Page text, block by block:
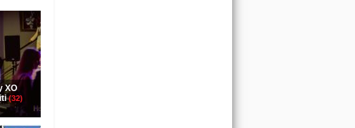
XO
(32)